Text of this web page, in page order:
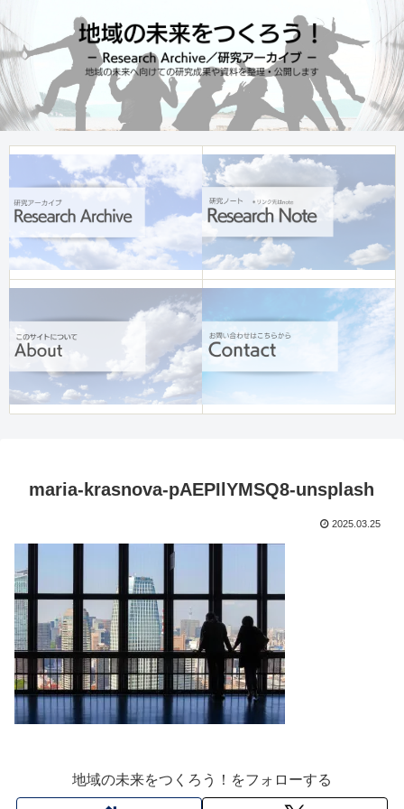
maria-krasnova-pAEPIlYMSQ8-unsplash
2025.03.25
地域の未来をつくろう！をフォローする